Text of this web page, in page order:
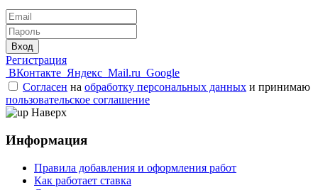
Вход
Регистрация
ВКонтакте Яндекс Mail.ru Google
Согласен на обработку персональных данных и принимаю
пользовательское соглашение
Наверх
Информация
Правила добавления и оформления работ
Как работает ставка